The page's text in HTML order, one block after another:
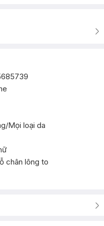
Mọi loại da
chân lông to